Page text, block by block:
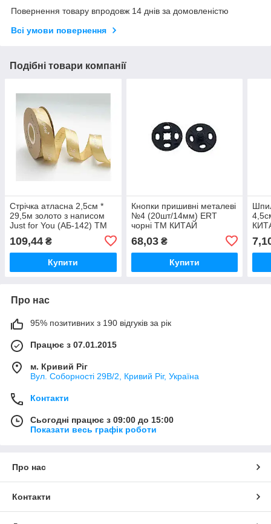
Повернення товару впродовж 14 днів за домовленістю
Всі умови повернення
Подібні товари компанії
Стрічка атласна 2,5см *
29,5м золото з написом
Just for You (АБ-142) ТМ
109,44 ₴
Купити
Кнопки пришивні металеві
№4 (20шт/14мм) ERT
чорні ТМ КИТАЙ
68,03₴
Купити
Про нас
95% позитивних з 190 відгуків за рік
Працює з 07.01.2015
м. Кривий Ріг
Вул. Соборності 29В/2, Кривий Ріг, Україна
Контакти
Сьогодні працює з 09:00 до 15:00
Показати весь графік роботи
Про нас
Контакти